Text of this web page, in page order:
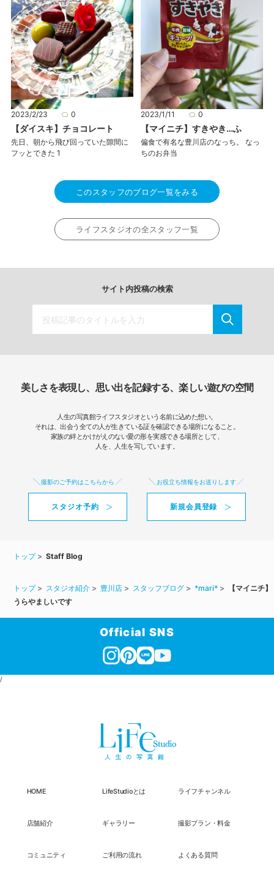
2023/2/23 0
【ダイスキ】チョコレート
先日、朝から飛び回っていた隙間に
フッとできた 1
2023/1/11 0
【マイニチ】すきやき…ふ
偏食で有名な豊川店のなっち。 なっ
ちのお弁当
このスタッフのブログ一覧をみる
ライフスタジオの全スタッフ一覧
サイト内投稿の検索
美しさを表現し、思い出を記録する、楽しい遊びの空間
人生の写真館ライフスタジオという名前に込めた想い。
それは、出会う全ての人が生きている証を確認できる場所になること。
家族の絆とかけがえのない愛の形を実感できる場所として、
人を、人生を写しています。
撮影のご予約はこちらから
スタジオ予約
お役立ち情報をお送りします
新規会員登録
トップ Staff Blog
トップ スタジオ紹介 豊川店 スタッフブログ *mari*
【マイニチ】
うらやましいです
Official SNS
/
HOME LifeStudioとは ライフチャンネル
店舗紹介 ギャラリー 撮影プラン・料金
コミュニティ ご利用の流れ よくある質問